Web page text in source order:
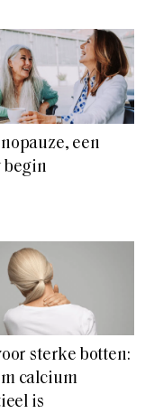
een
begin
sterke botten:
calcium
is